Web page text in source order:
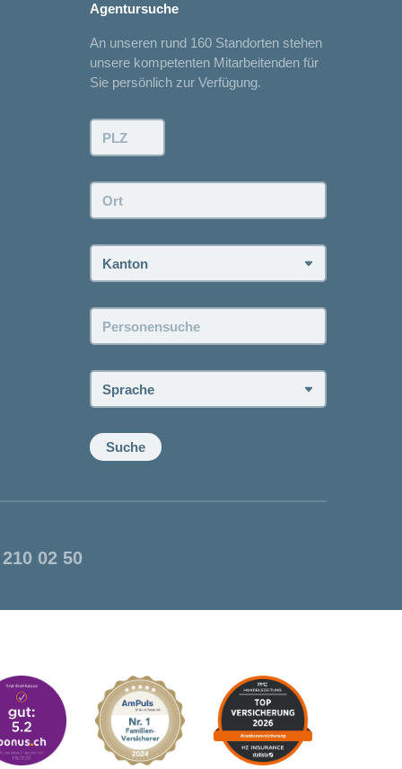
Agentursuche
An unseren rund 160 Standorten stehen
unsere kompetenten Mitarbeitenden für
Sie persönlich zur Verfügung.
PLZ:
Ort:
Kanton:
Personensuche:
Sprache:
Suche
02 50